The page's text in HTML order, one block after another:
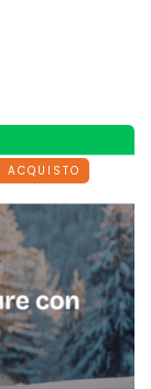
ACQUISTO